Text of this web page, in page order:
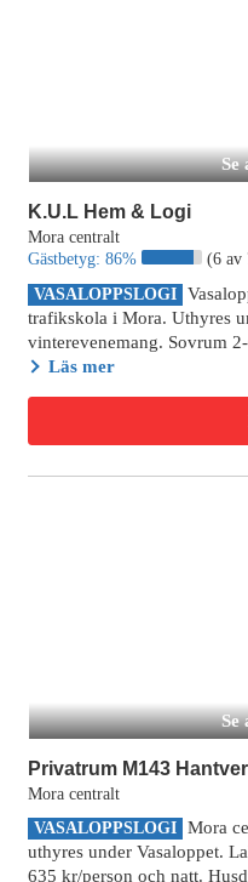
K.U.L Hem & Logi
Mora centralt
Gästbetyg: 86%
(6 av
VASALOPPSLOGI
trafikskola i Mora. Uthyres
vinterevenemang. Sovrum
Läs mer
Se
Privatrum M143
Mora centralt
VASALOPPSLOGI Mora
uthyres under Vasaloppet.
635 kr/person och natt.
Se